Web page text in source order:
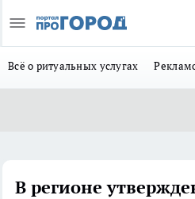
Всё о ритуальных услугах
В регионе